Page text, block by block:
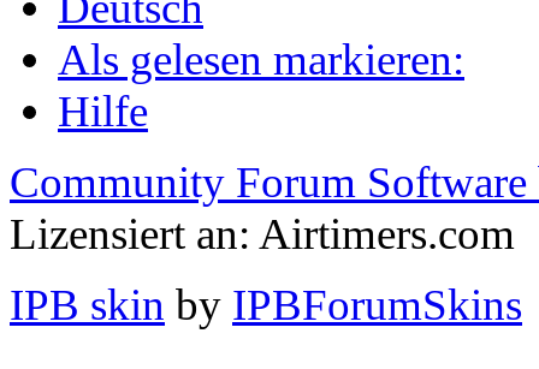
Als gelesen markieren:
Hilfe
Community Forum Software
Lizensiert an: Airtimers.com
IPB skin by IPBForumSkins